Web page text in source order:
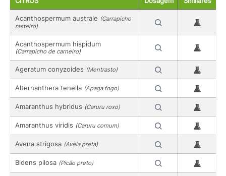
Acanthospermum australe (Carrapicho
rasteiro)
Acanthospermum hispidum
(Carrapicho de carneiro)
Ageratum conyzoides (Mentrasto)
Alternanthera tenella (Apaga fogo)
Amaranthus hybridus (Caruru roxo)
Amaranthus viridis (Caruru comum)
Avena strigosa (Aveia preta)
Bidens pilosa (Picão preto)